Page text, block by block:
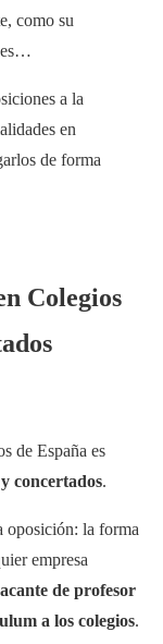
como su
a la
en
de forma
Colegios
de España es
concertados.
oposición: la forma
empresa
de profesor
a los colegios.